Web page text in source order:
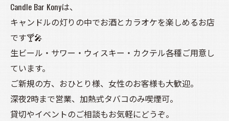
Candle Bar Konyは、
キャンドルの灯りの中でお酒とカラオケを楽しめるお店
です🍸🎤
生ビール・サワー・ウィスキー・カクテル各種ご用意し
ています。
ご新規の方、おひとり様、女性のお客様も大歓迎。
深夜2時まで営業、加熱式タバコのみ喫煙可。
貸切やイベントのご相談もお気軽にどうぞ。